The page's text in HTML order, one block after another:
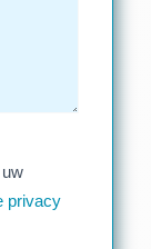
privacy